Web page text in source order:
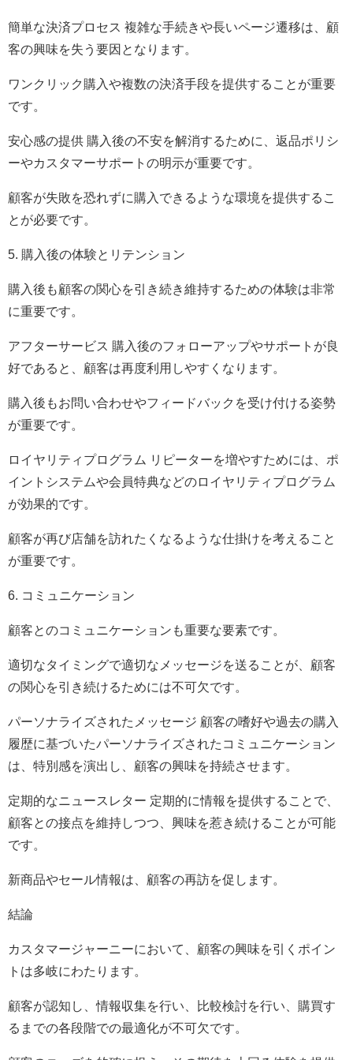
簡単な決済プロセス 複雑な手続きや長いページ遷移は、顧
客の興味を失う要因となります。
ワンクリック購入や複数の決済手段を提供することが重要
です。
安心感の提供 購入後の不安を解消するために、返品ポリシ
ーやカスタマーサポートの明示が重要です。
顧客が失敗を恐れずに購入できるような環境を提供するこ
とが必要です。
5. 購入後の体験とリテンション
購入後も顧客の関心を引き続き維持するための体験は非常
に重要です。
アフターサービス 購入後のフォローアップやサポートが良
好であると、顧客は再度利用しやすくなります。
購入後もお問い合わせやフィードバックを受け付ける姿勢
が重要です。
ロイヤリティプログラム リピーターを増やすためには、ポ
イントシステムや会員特典などのロイヤリティプログラム
が効果的です。
顧客が再び店舗を訪れたくなるような仕掛けを考えること
が重要です。
6. コミュニケーション
顧客とのコミュニケーションも重要な要素です。
適切なタイミングで適切なメッセージを送ることが、顧客
の関心を引き続けるためには不可欠です。
パーソナライズされたメッセージ 顧客の嗜好や過去の購入
履歴に基づいたパーソナライズされたコミュニケーション
は、特別感を演出し、顧客の興味を持続させます。
定期的なニュースレター 定期的に情報を提供することで、
顧客との接点を維持しつつ、興味を惹き続けることが可能
です。
新商品やセール情報は、顧客の再訪を促します。
結論
カスタマージャーニーにおいて、顧客の興味を引くポイン
トは多岐にわたります。
顧客が認知し、情報収集を行い、比較検討を行い、購買す
るまでの各段階での最適化が不可欠です。